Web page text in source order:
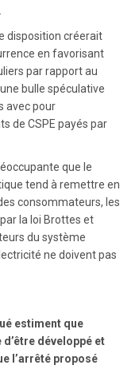
disposition créerait
en favorisant
par rapport au
bulle spéculative
avec pour
de CSPE payés par
que le
tend à remettre en
consommateurs, les
la loi Brottes et
du système
ne doivent pas
estiment que
développé et
l’arrêté proposé